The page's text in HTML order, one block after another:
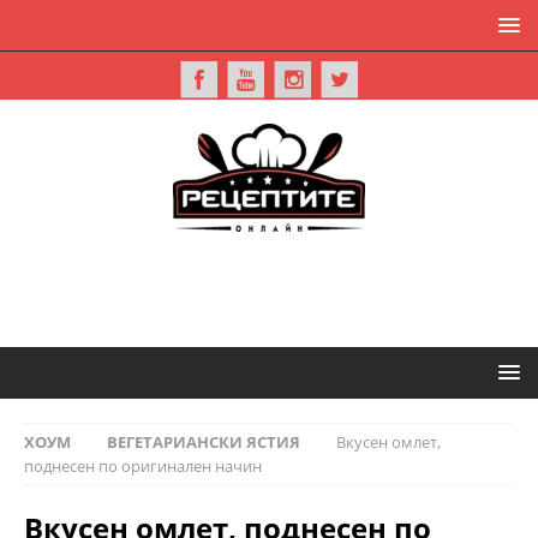
ХОУМ ВЕГЕТАРИАНСКИ ЯСТИЯ
Вкусен омлет,
поднесен по оригинален начин
Вкусен омлет, поднесен по